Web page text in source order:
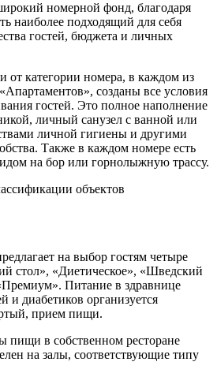
номерной фонд, благодаря
наиболее подходящий для себя
гостей, бюджета и личных
от категории номера, в каждом из
созданы все условия
гостей. Это полное наполнение
личный санузел с ванной или
личной гигиены и другими
Также в каждом номере есть
на бор или горнолыжную трассу.
объектов
на выбор гостям четыре
стол», «Диетическое», «Шведский
Питание в здравнице
и диабетиков организуется
прием пищи.
пищи в собственном ресторане
на залы, соответствующие типу